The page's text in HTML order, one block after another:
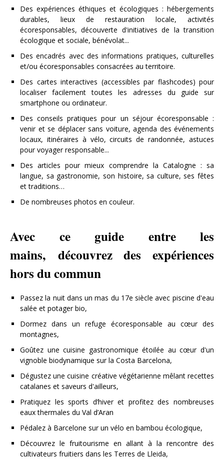
Des expériences éthiques et écologiques : hébergements
durables, lieux de restauration locale, activités
écoresponsables, découverte d'initiatives de la transition
écologique et sociale, bénévolat...
Des encadrés avec des informations pratiques, culturelles
et/ou écoresponsables consacrées au territoire.
Des cartes interactives (accessibles par flashcodes) pour
localiser facilement toutes les adresses du guide sur
smartphone ou ordinateur.
Des conseils pratiques pour un séjour écoresponsable :
venir et se déplacer sans voiture, agenda des événements
locaux, itinéraires à vélo, circuits de randonnée, astuces
pour voyager responsable...
Des articles pour mieux comprendre la Catalogne : sa
langue, sa gastronomie, son histoire, sa culture, ses fêtes
et traditions…
De nombreuses photos en couleur.
Avec ce guide entre les
mains, découvrez des expériences
hors du commun
Passez la nuit dans un mas du 17e siècle avec piscine d'eau
salée et potager bio,
Dormez dans un refuge écoresponsable au cœur des
montagnes,
Goûtez une cuisine gastronomique étoilée au cœur d'un
vignoble biodynamique sur la Costa Barcelona,
Dégustez une cuisine créative végétarienne mêlant recettes
catalanes et saveurs d'ailleurs,
Pratiquez les sports d’hiver et profitez des nombreuses
eaux thermales du Val d’Aran
Pédalez à Barcelone sur un vélo en bambou écologique,
Découvrez le fruitourisme en allant à la rencontre des
cultivateurs fruitiers dans les Terres de Lleida,